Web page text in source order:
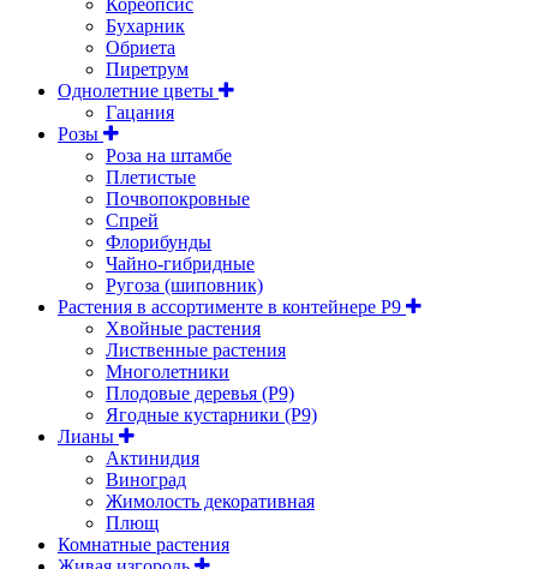
Бухарник
Обриета
Пиретрум
Однолетние цветы
Гацания
Розы
Роза на штамбе
Плетистые
Почвопокровные
Спрей
Флорибунды
Чайно-гибридные
Ругоза (шиповник)
Растения в ассортименте в контейнере P9
Хвойные растения
Лиственные растения
Многолетники
Плодовые деревья (Р9)
Ягодные кустарники (Р9)
Лианы
Актинидия
Виноград
Жимолость декоративная
Плющ
Комнатные растения